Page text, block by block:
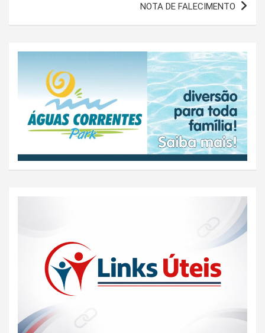
NOTA DE FALECIMENTO